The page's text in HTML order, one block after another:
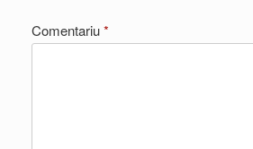
Comentariu*